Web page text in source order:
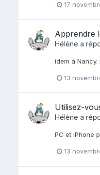
17
Apprendre
Hélène a
idem à Nancy.
13
Utilisez-
Hélène a
PC et iPhone
13